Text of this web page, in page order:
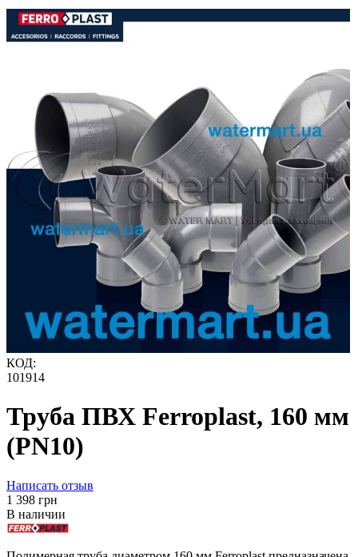
КОД:
101914
Труба ПВХ Ferroplast, 160 мм
(PN10)
Написать отзыв
‍1 398‍ грн
В наличии